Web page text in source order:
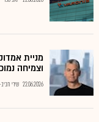
וצמיחה
22.06.2026 שירי